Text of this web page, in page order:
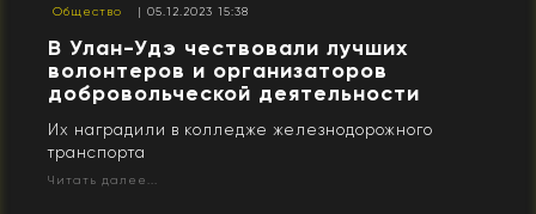
Общество | 05.12.2023 15:38
В Улан-Удэ чествовали лучших
волонтеров и организаторов
добровольческой деятельности
Их наградили в колледже железнодорожного
транспорта
Читать далее...